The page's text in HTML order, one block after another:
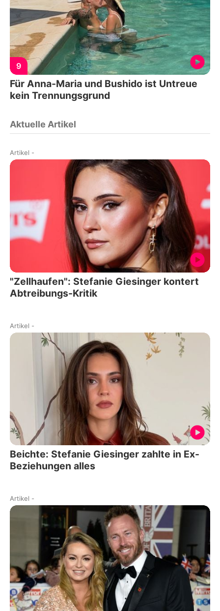
9
Für Anna-Maria und Bushido ist Untreue
kein Trennungsgrund
Aktuelle Artikel
Artikel -
"Zellhaufen": Stefanie Giesinger kontert
Abtreibungs-Kritik
Artikel -
Beichte: Stefanie Giesinger zahlte in Ex-
Beziehungen alles
Artikel -